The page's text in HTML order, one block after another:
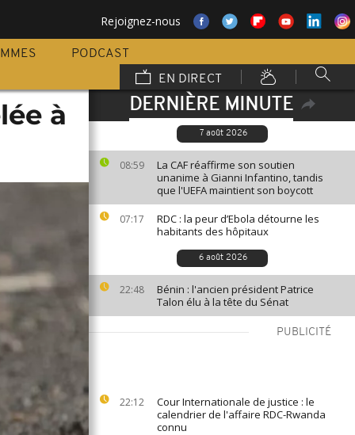
Rejoignez-nous
PODCAST
EN DIRECT
DERNIÈRE MINUTE
7 août 2026
08:59
La CAF réaffirme son soutien
unanime à Gianni Infantino, tandis
que l'UEFA maintient son boycott
07:17
RDC : la peur d’Ebola détourne les
habitants des hôpitaux
6 août 2026
22:48
Bénin : l'ancien président Patrice
Talon élu à la tête du Sénat
PUBLICITÉ
22:12
Cour Internationale de justice : le
calendrier de l'affaire RDC-Rwanda
connu
à